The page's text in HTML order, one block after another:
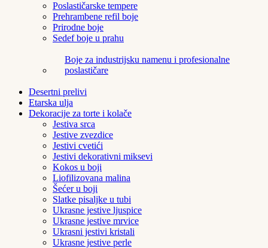
Poslastičarske tempere
Prehrambene refil boje
Prirodne boje
Sedef boje u prahu
Boje za industrijsku namenu i profesionalne
poslastičare
Desertni prelivi
Etarska ulja
Dekoracije za torte i kolače
Jestiva srca
Jestive zvezdice
Jestivi cvetići
Jestivi dekorativni miksevi
Kokos u boji
Liofilizovana malina
Šećer u boji
Slatke pisaljke u tubi
Ukrasne jestive ljuspice
Ukrasne jestive mrvice
Ukrasni jestivi kristali
Ukrasne jestive perle